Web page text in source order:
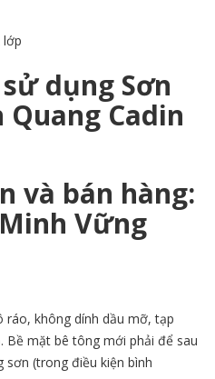
lớp
dụng Sơn
Quang Cadin
và bán hàng:
Vững
ráo, không dính dầu mỡ, tạp
Bề mặt bê tông mới phải để sau
sơn (trong điều kiện bình